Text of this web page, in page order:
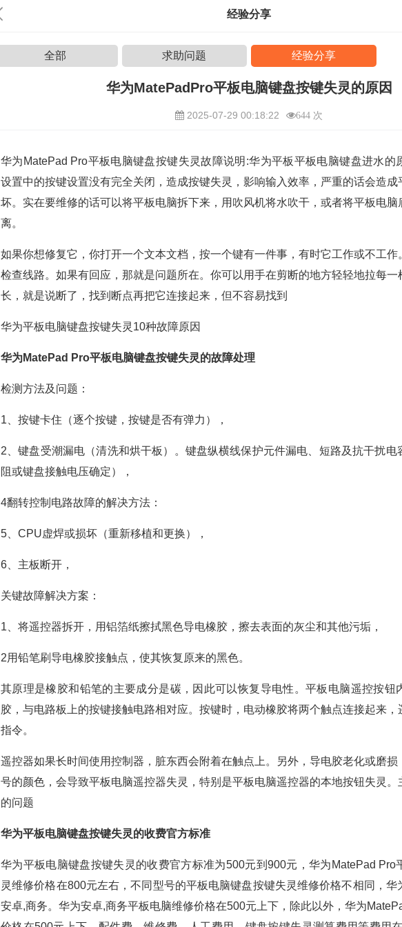
经验分享
全部 求助问题 经验分享
华为MatePadPro平板电脑键盘按键失灵的原因
2025-07-29 00:18:22 644 次
华为MatePad Pro平板电脑键盘按键失灵故障说明:华为平板平板电脑键盘进水的
设置中的按键设置没有完全关闭，造成按键失灵，影响输入效率，严重的话会造成
坏。实在要维修的话可以将平板电脑拆下来，用吹风机将水吹干，或者将平板电脑
离。
如果你想修复它，你打开一个文本文档，按一个键有一件事，有时它工作或不工作
检查线路。如果有回应，那就是问题所在。你可以用手在剪断的地方轻轻地拉每一
长，就是说断了，找到断点再把它连接起来，但不容易找到
华为平板电脑键盘按键失灵10种故障原因
华为MatePad Pro平板电脑键盘按键失灵的故障处理
检测方法及问题：
1、按键卡住（逐个按键，按键是否有弹力），
2、键盘受潮漏电（清洗和烘干板）。键盘纵横线保护元件漏电、短路及抗干扰电
阻或键盘接触电压确定），
4翻转控制电路故障的解决方法：
5、CPU虚焊或损坏（重新移植和更换），
6、主板断开，
关键故障解决方案：
1、将遥控器拆开，用铝箔纸擦拭黑色导电橡胶，擦去表面的灰尘和其他污垢，
2用铅笔刷导电橡胶接触点，使其恢复原来的黑色。
其原理是橡胶和铅笔的主要成分是碳，因此可以恢复导电性。平板电脑遥控按钮
胶，与电路板上的按键接触电路相对应。按键时，电动橡胶将两个触点连接起来，
指令。
遥控器如果长时间使用控制器，脏东西会附着在触点上。另外，导电胶老化或磨损
号的颜色，会导致平板电脑遥控器失灵，特别是平板电脑遥控器的本地按钮失灵。
的问题
华为平板电脑键盘按键失灵的收费官方标准
华为平板电脑键盘按键失灵的收费官方标准为500元到900元，华为MatePad Pro
灵维修价格在800元左右，不同型号的平板电脑键盘按键失灵维修价格不相同，华
安卓,商务。华为安卓,商务平板电脑维修价格在500元上下，除此以外，华为